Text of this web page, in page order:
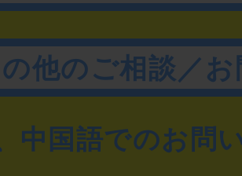
他のご相談／
中国語でのお問